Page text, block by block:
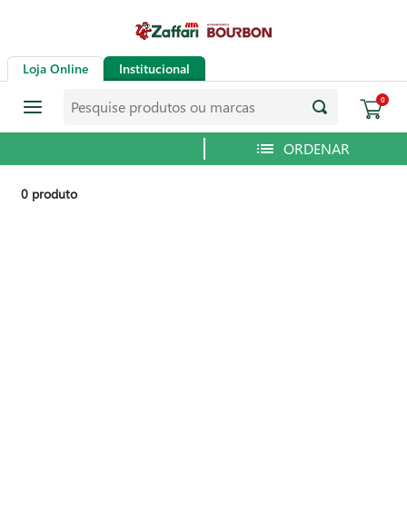
Loja Online Institucional
0
0 produto